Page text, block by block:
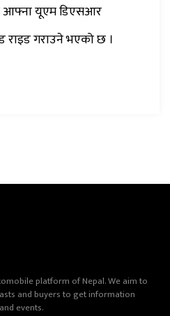
यूएम डिएसआर
गराउने भएको छ ।
platform of Nepal. We aim to
and buyers to get information
events.